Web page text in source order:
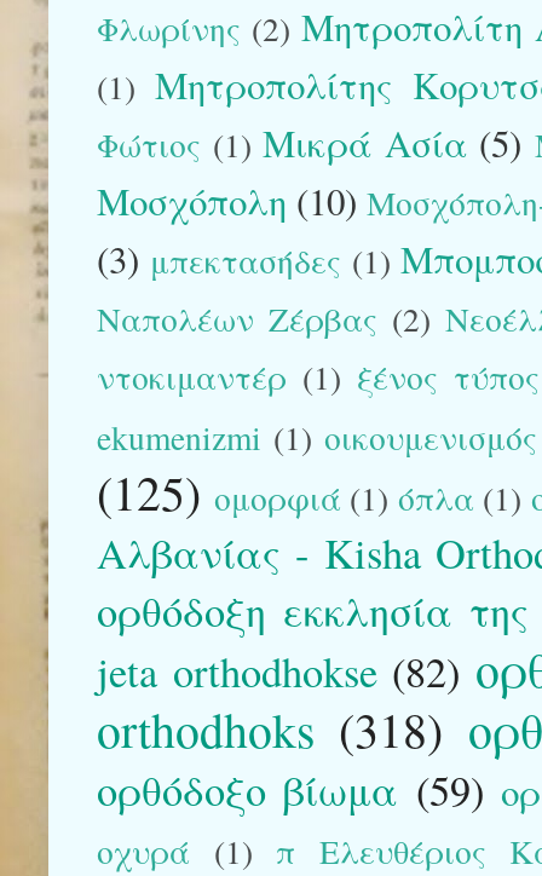
Φλωρίνης (2) Μητροπολίτη
(1) Μητροπολίτης
Φώτιος (1) Μικρά Ασία (5)
Μοσχόπολη (10)
(3) μπεκτασήδες (1)
Ναπολέων Ζέρβας (2)
ντοκιμαντέρ (1) ξένος τύπος
ekumenizmi (1) οικουμενισμός
(125) ομορφιά (1) όπλα (1)
Αλβανίας - Kisha
ορθόδοξη εκκλησία
jeta orthodhokse (82)
orthodhoks (318)
ορθόδοξο βίωμα (59)
οχυρά (1) π Ελευθέριος